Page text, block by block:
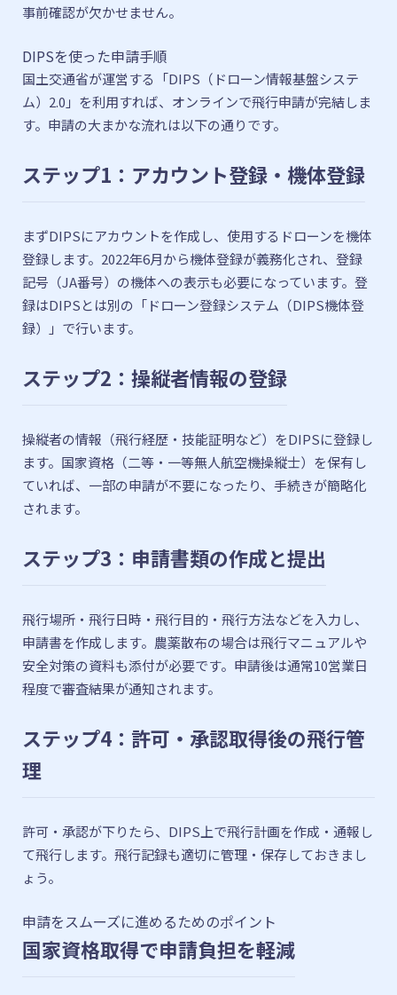
事前確認が欠かせません。
DIPSを使った申請手順
国土交通省が運営する「DIPS（ドローン情報基盤システ
ム）2.0」を利用すれば、オンラインで飛行申請が完結しま
す。申請の大まかな流れは以下の通りです。
ステップ1：アカウント登録・機体登録
まずDIPSにアカウントを作成し、使用するドローンを機体
登録します。2022年6月から機体登録が義務化され、登録
記号（JA番号）の機体への表示も必要になっています。登
録はDIPSとは別の「ドローン登録システム（DIPS機体登
録）」で行います。
ステップ2：操縦者情報の登録
操縦者の情報（飛行経歴・技能証明など）をDIPSに登録し
ます。国家資格（二等・一等無人航空機操縦士）を保有し
ていれば、一部の申請が不要になったり、手続きが簡略化
されます。
ステップ3：申請書類の作成と提出
飛行場所・飛行日時・飛行目的・飛行方法などを入力し、
申請書を作成します。農薬散布の場合は飛行マニュアルや
安全対策の資料も添付が必要です。申請後は通常10営業日
程度で審査結果が通知されます。
ステップ4：許可・承認取得後の飛行管
理
許可・承認が下りたら、DIPS上で飛行計画を作成・通報し
て飛行します。飛行記録も適切に管理・保存しておきまし
ょう。
申請をスムーズに進めるためのポイント
国家資格取得で申請負担を軽減